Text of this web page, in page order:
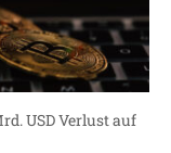
USD Verlust auf